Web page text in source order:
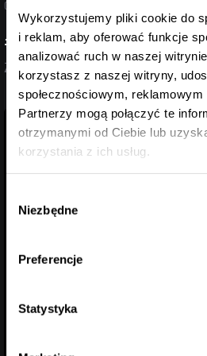
Wykorzystujemy pliki cookie do
i reklam, aby oferować funkcje
analizować ruch w naszej
korzystasz z naszej witryny,
społecznościowym, reklamowym
Partnerzy mogą połączyć te
otrzymanymi od Ciebie lub
korzystania z ich usług.
zgody
Niezbędne
Preferencje
Statystyka
07.08.2026
#StreszczenieTygodnia
Zobacz aktualizację z ostatnich dni